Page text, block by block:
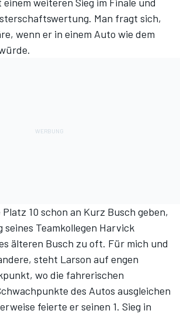
Man fragt sich,
wenn er in einem Auto wie dem
10 schon an Kurz Busch geben,
seines Teamkollegen Harvick
älteren Busch zu oft. Für mich und
steht Larson auf engen
wo die fahrerischen
des Autos ausgleichen
feierte er seinen 1. Sieg in